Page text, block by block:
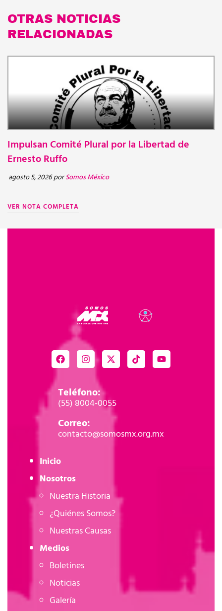
OTRAS NOTICIAS
RELACIONADAS
BOLETINES
Impulsan Comité Plural por la Libertad de
Ernesto Ruffo
agosto 5, 2026porSomos México
VER NOTA COMPLETA
Teléfono:
(55) 8004-0055
Correo:
contacto@somosmx.org.mx
Inicio
Nosotros
Nuestra Historia
¿Quiénes Somos?
Nuestras Causas
Medios
Boletines
Noticias
Galería